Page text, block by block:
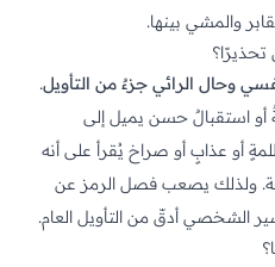
والمشي بينها.
وحال الرائي جزءٌ من التأويل.
أو استقبالٌ حسن يميل إلى
أو عذابٍ أو صراخ يُقرأ على أنه
ولذلك يصعب فصل الرمز عن
الشخصي أدقّ من التأويل العام.